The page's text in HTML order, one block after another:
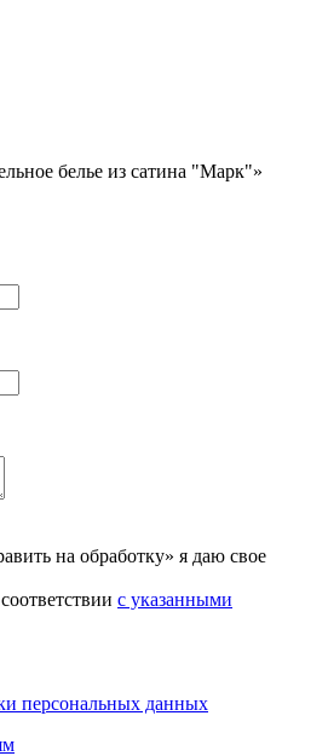
белье из сатина "Марк"»
на обработку» я даю свое
с указанными
персональных данных